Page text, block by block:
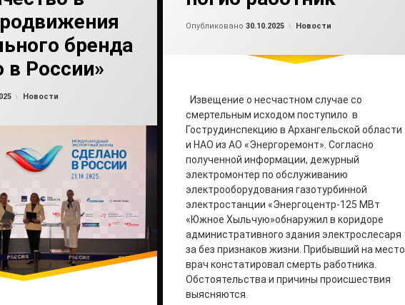
бренда
в России»
Рубрики:
Новости
Опубликовано 30.10.2025 Рубрики:
Новости
Извещение о несчастном случае со
смертельным исходом поступило в
Гострудинспекцию в Архангельской области
и НАО из АО «Энергоремонт». Согласно
полученной информации, дежурный
электромонтер по обслуживанию
электрооборудования газотурбинной
электростанции «Энергоцентр-125 МВт
«Южное Хыльчую»обнаружил в коридоре
административного здания электрослесаря
за без признаков жизни. Прибывший на место
врач констатировал смерть работника.
Обстоятельства и причины происшествия
выясняются.